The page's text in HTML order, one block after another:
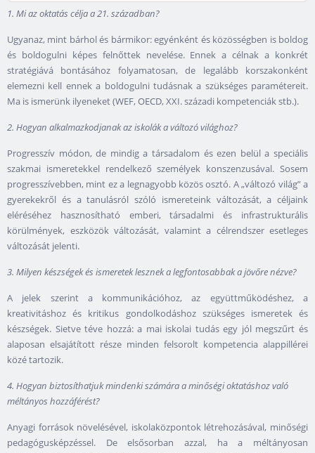
1. Mi az oktatás célja a 21. században?
Ugyanaz, mint bárhol és bármikor: egyénként és közösségben is boldog
és boldogulni képes felnőttek nevelése. Ennek a célnak a konkrét
stratégiává bontásához folyamatosan, de legalább korszakonként
elemezni kell ennek a boldogulni tudásnak a szükséges paramétereit.
Ma is ismerünk ilyeneket (WEF, OECD, XXI. századi kompetenciák stb.).
2. Hogyan alkalmazkodjanak az iskolák a változó világhoz?
Progresszív módon, de mindig a társadalom és ezen belül a speciális
szakmai ismeretekkel rendelkező személyek konszenzusával. Sosem
progresszívebben, mint ez a legnagyobb közös osztó. A „változó világ” a
gyerekekről és a tanulásról szóló ismereteink változását, a céljaink
eléréséhez hasznosítható emberi, társadalmi és infrastrukturális
körülmények, eszközök változását, valamint a célrendszer esetleges
változását jelenti.
3. Milyen készségek és ismeretek lesznek a legfontosabbak a jövőre nézve?
A jelek szerint a kommunikációhoz, az együttműködéshez, a
kreativitáshoz és kritikus gondolkodáshoz szükséges ismeretek és
készségek. Sietve téve hozzá: a mai iskolai tudás egy jól megszűrt és
alaposan elsajátított része minden felsorolt kompetencia alappillérei
közé tartozik.
4. Hogyan biztosíthatjuk mindenki számára a minőségi oktatáshoz való
méltányos hozzáférést?
Anyagi források növelésével, iskolaközpontok létrehozásával, minőségi
pedagógusképzéssel. De elsősorban azzal, ha a méltányosan